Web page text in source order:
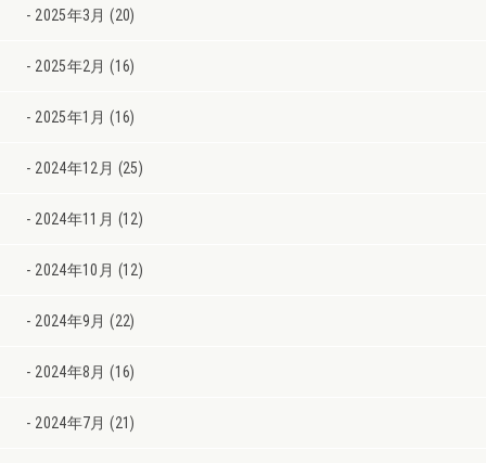
2025年3月 (20)
2025年2月 (16)
2025年1月 (16)
2024年12月 (25)
2024年11月 (12)
2024年10月 (12)
2024年9月 (22)
2024年8月 (16)
2024年7月 (21)